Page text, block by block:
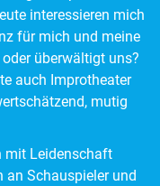
interessieren mich
für mich und meine
überwältigt uns?
auch Improtheater
mutig
mit Leidenschaft
an Schauspieler und